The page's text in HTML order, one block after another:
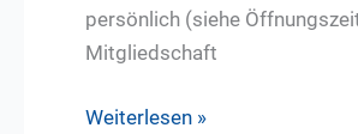
persönlich (siehe
Mitgliedschaft
Änderungen
Weiterlesen »